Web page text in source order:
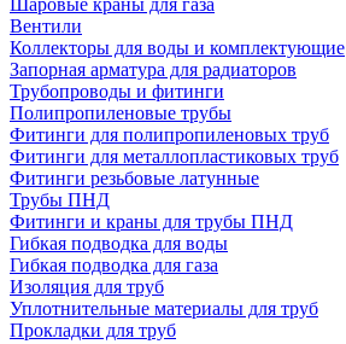
Шаровые краны для газа
Вентили
Коллекторы для воды и комплектующие
Запорная арматура для радиаторов
Трубопроводы и фитинги
Полипропиленовые трубы
Фитинги для полипропиленовых труб
Фитинги для металлопластиковых труб
Фитинги резьбовые латунные
Трубы ПНД
Фитинги и краны для трубы ПНД
Гибкая подводка для воды
Гибкая подводка для газа
Изоляция для труб
Уплотнительные материалы для труб
Прокладки для труб